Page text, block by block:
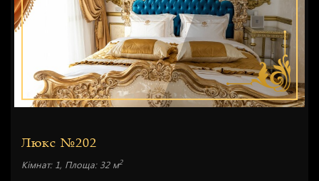
Люкс №202
Кімнат: 1, Площа: 32 м2